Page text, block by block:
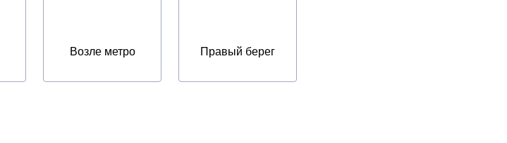
Возле метро Правый берег